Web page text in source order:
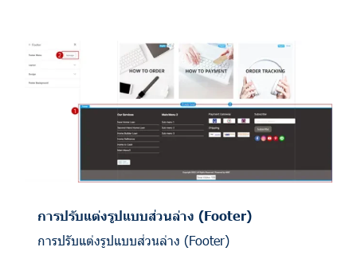
การปรับแต่งรูปแบบส่วนล่าง (Footer)
การปรับแต่งรูปแบบส่วนล่าง (Footer)